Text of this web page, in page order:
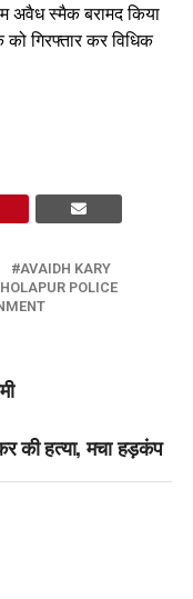
अवैध स्मैक बरामद किया
गिरफ्तार कर विधिक
AVAIDH KARY
POLICE
की हत्या, मचा हड़कंप